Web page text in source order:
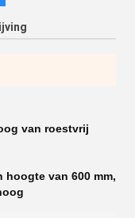
van roestvrij
hoogte van 600 mm,